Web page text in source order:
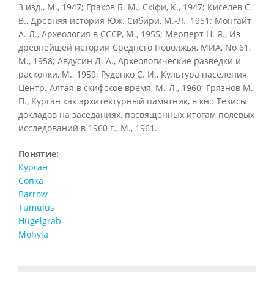
3 изд., М., 1947; Граков Б. M., Скiфи, К., 1947; Киселев С.
В., Древняя история Юж. Сибири, М.-Л., 1951; Монгайт
А. Л., Археология в СССР, М., 1955; Мерперт Н. Я., Из
древнейшей истории Среднего Поволжья, МИА, No 61,
М., 1958; Авдусин Д. A., Археологические разведки и
раскопки, М., 1959; Руденко С. И., Культура населения
Центр. Алтая в скифское время, М.-Л., 1960; Грязнов М.
П., Курган как архитектурный памятник, в кн.: Тезисы
докладов на заседаниях, посвященных итогам полевых
исследований в 1960 г., М., 1961.
Понятие:
Курган
Сопка
Barrow
Tumulus
Hügelgrab
Mohyla